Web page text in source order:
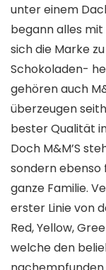
unter einem
begann alles
sich die Marke
Schokoladen-
gehören auch
überzeugen
bester Qualität
Doch M&M’S
sondern ebenso
ganze Familie.
erster Linie von
Red, Yellow,
welche den